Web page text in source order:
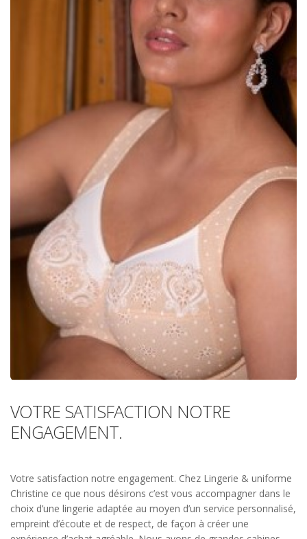
VOTRE SATISFACTION NOTRE
ENGAGEMENT.
Votre satisfaction notre engagement. Chez Lingerie & uniforme
Christine ce que nous désirons c’est vous accompagner dans le
choix d’une lingerie adaptée au moyen d’un service personnalisé,
empreint d’écoute et de respect, de façon à créer une